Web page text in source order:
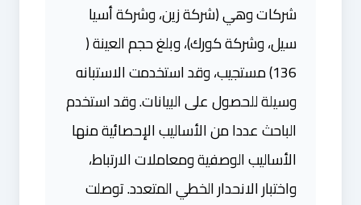
شركات وهي (شركة زين، وشركة أسيا
سيل، وشركة كورك)، وبلغ حجم العينة (
136) مستجيب، وقد استخدمت الاستبانه
وسيلة للحصول على البيانات. وقد استخدم
الباحث عددا من الأساليب الإحصائية منها
الأساليب الوصفية ومعاملات الارتباط،
واختبار الانحدار الخطي المتعدد. توصلت